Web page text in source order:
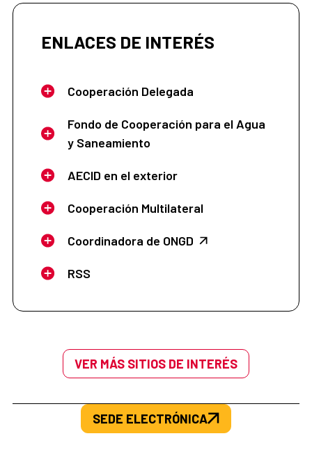
ENLACES DE INTERÉS
Cooperación Delegada
Fondo de Cooperación para el Agua
y Saneamiento
AECID en el exterior
Cooperación Multilateral
Coordinadora de ONGD
RSS
VER MÁS SITIOS DE INTERÉS
SEDE ELECTRÓNICA